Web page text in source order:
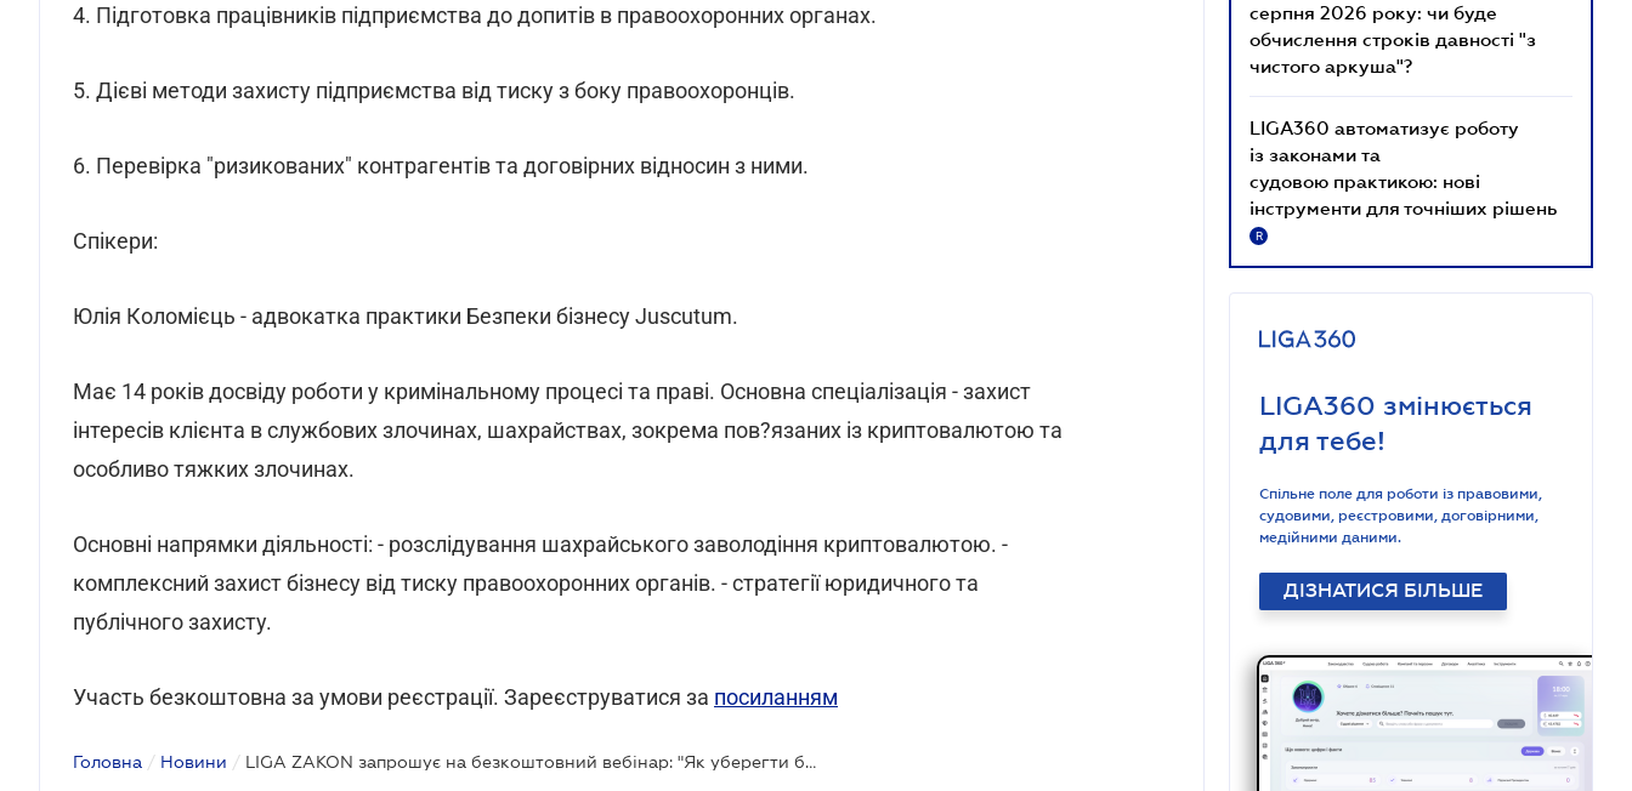
4. Підготовка працівників підприємства до допитів в правоохоронних органах.
5. Дієві методи захисту підприємства від тиску з боку правоохоронців.
6. Перевірка "ризикованих" контрагентів та договірних відносин з ними.
Спікери:
Юлія Коломієць - адвокатка практики Безпеки бізнесу Juscutum.
Має 14 років досвіду роботи у кримінальному процесі та праві. Основна спеціалізація - захист
інтересів клієнта в службових злочинах, шахрайствах, зокрема пов?язаних із криптовалютою та
особливо тяжких злочинах.
Основні напрямки діяльності: - розслідування шахрайського заволодіння криптовалютою. -
комплексний захист бізнесу від тиску правоохоронних органів. - стратегії юридичного та
публічного захисту.
Участь безкоштовна за умови реєстрації. Зареєструватися за посиланням
Головна / Новини / LIGA ZAKON запрошує на безкоштовний вебінар: "Як уберегти бізнес від тиску держави"
серпня 2026 року: чи буде
обчислення строків давності "з
чистого аркуша"?
LIGA360 автоматизує роботу
із законами та
судовою практикою: нові
інструменти для точніших рішень
R
LIGA360 змінюється
для тебе!
Спільне поле для роботи із правовими,
судовими, реєстровими, договірними,
медійними даними.
ДІЗНАТИСЯ БІЛЬШЕ